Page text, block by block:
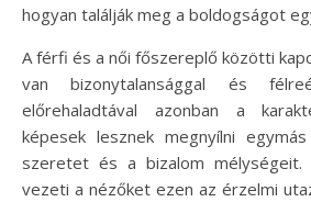
hogyan találják meg a boldogságot
A férfi és a női főszereplő közötti
van bizonytalansággal és
előrehaladtával azonban a
képesek lesznek megnyílni
szeretet és a bizalom mélységeit.
vezeti a nézőket ezen az érzelmi